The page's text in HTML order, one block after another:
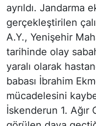
ayrıldı. Jandarma
gerçekleştirilen
A.Y., Yenişehir
tarihinde olay
yaralı olarak
babası İbrahim
mücadelesini
İskenderun 1. Ağır